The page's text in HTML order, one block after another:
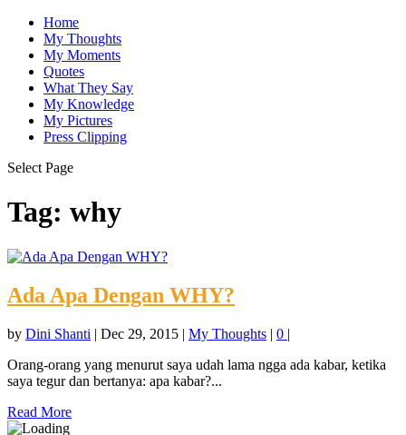
Home
My Thoughts
My Moments
Quotes
What They Say
My Knowledge
My Pictures
Press Clipping
Select Page
Tag: why
Ada Apa Dengan WHY?
by Dini Shanti | Dec 29, 2015 | My Thoughts | 0 |
Orang-orang yang menurut saya udah lama ngga ada kabar, ketika
saya tegur dan bertanya: apa kabar?...
Read More